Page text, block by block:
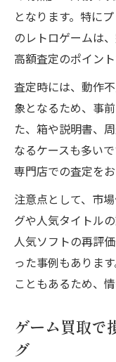
となります。特に
のレトロゲームは
高額査定のポイント
査定時には、動作
象となるため、事
た、箱や説明書、
なるケースも多い
専門店での査定をお
注意点として、市
グや人気タイトル
人気ソフトの再評
った事例もありま
こともあるため、
ゲーム買取で
グ